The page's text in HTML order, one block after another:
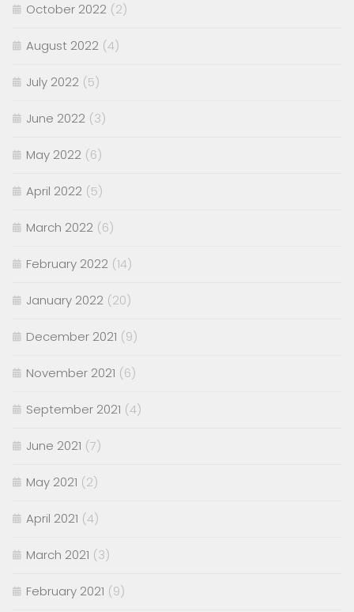
October 2022 (2)
August 2022 (4)
July 2022 (5)
June 2022 (3)
May 2022 (6)
April 2022 (5)
March 2022 (6)
February 2022 (14)
January 2022 (20)
December 2021 (9)
November 2021 (6)
September 2021 (4)
June 2021 (7)
May 2021 (2)
April 2021 (4)
March 2021 (3)
February 2021 (9)